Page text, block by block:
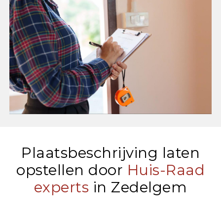
Plaatsbeschrijving laten
opstellen door Huis-Raad
experts in Zedelgem